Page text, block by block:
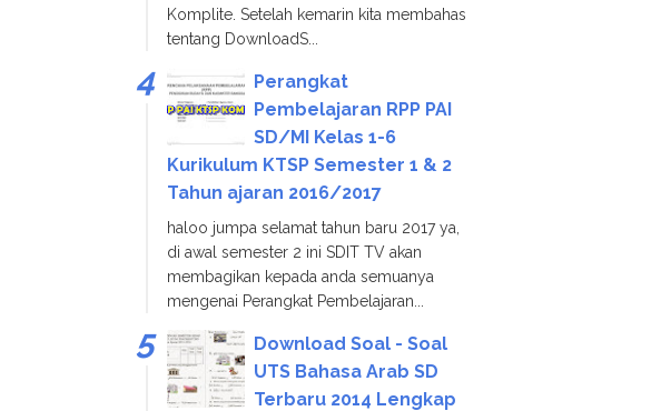
Komplite. Setelah kemarin kita membahas
tentang DownloadS...
Perangkat
Pembelajaran RPP PAI
SD/MI Kelas 1-6
Kurikulum KTSP Semester 1 & 2
Tahun ajaran 2016/2017
haloo jumpa selamat tahun baru 2017 ya,
di awal semester 2 ini SDIT TV akan
membagikan kepada anda semuanya
mengenai Perangkat Pembelajaran...
Download Soal - Soal
UTS Bahasa Arab SD
Terbaru 2014 Lengkap